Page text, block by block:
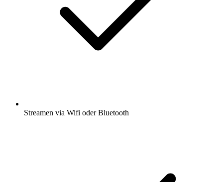
Streamen via Wifi oder Bluetooth